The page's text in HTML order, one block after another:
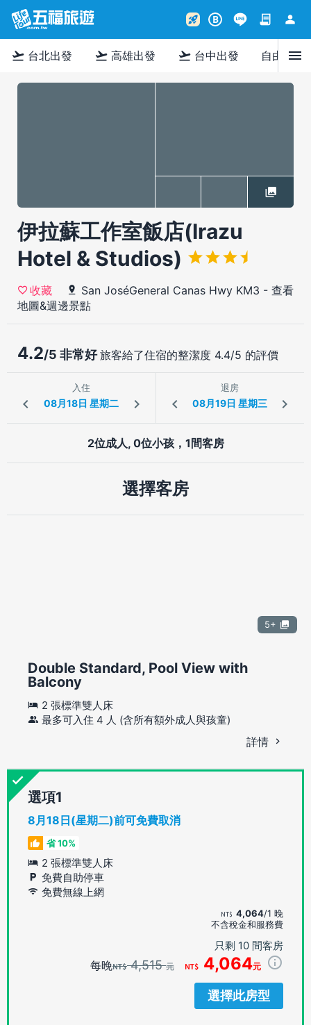
rocket_launch B contract person
flight_takeoff 台北出發 flight_takeoff 高雄出發 flight_takeoff 台中出發 自由行menu
伊拉蘇工作室飯店(Irazu
Hotel & Studios)
收藏 San JoséGeneral Canas Hwy KM3 - 查看
地圖&週邊景點
4.2/5 非常好旅客給了住宿的整潔度 4.4/5 的評價
入住 退房
2位成人, 0位小孩，1間客房
選擇客房
5+
Double Standard, Pool View with
Balcony
2 張標準雙人床
最多可入住 4 人 (含所有額外成人與孩童)
詳情
選項
8月18日(星期二)前可免費取消
省 10%
2 張標準雙人床
免費自助停車
免費無線上網
4,064/1 晚
不含稅金和服務費
只剩 10 間客房
每晚 4,515元 4,064元
選擇此房型